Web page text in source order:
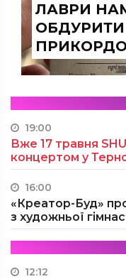
ЛАВРИ
ОБДУРИТИ
19:00
Вже 17 травня
концертом у
16:00
«Креатор-Буд»
з художньої
12:12